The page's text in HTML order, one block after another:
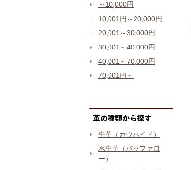
～10,000円
10,001円～20,000円
20,001～30,000円
30,001～40,000円
40,001～70,000円
70,001円～
牛革（カウハイド）
水牛革（バッファロ
ー）